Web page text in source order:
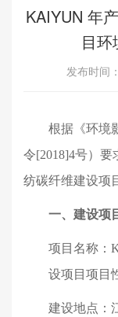
KAIYUN 年
目
发布时间
根据《环境
令[2018]4号）要
纺碳纤维建设项
一、建设项
项目名称：
设项目项目
建设地点：